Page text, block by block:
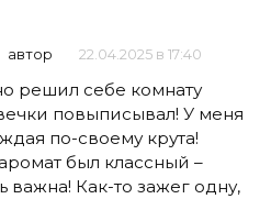
автор 22.04.2025 в 17:40
решил себе комнату
повыписывал! У меня
по-своему крута!
был классный –
важна! Как-то зажег одну,